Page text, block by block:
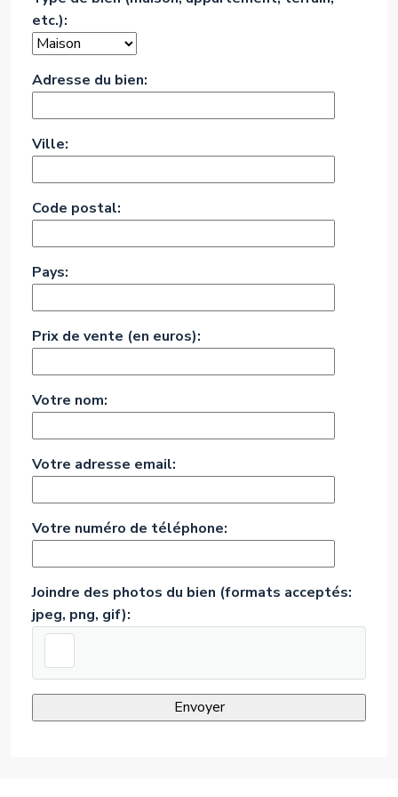
etc.):
Adresse du bien:
Ville:
Code postal:
Pays:
Prix de vente (en euros):
Votre nom:
Votre adresse email:
Votre numéro de téléphone:
Joindre des photos du bien (formats acceptés:
jpeg, png, gif):